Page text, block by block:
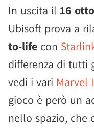
In uscita il 16
Ubisoft prova a
to-life con
differenza di tutti
vedi i vari Marvel
gioco è però un
nello spazio, che